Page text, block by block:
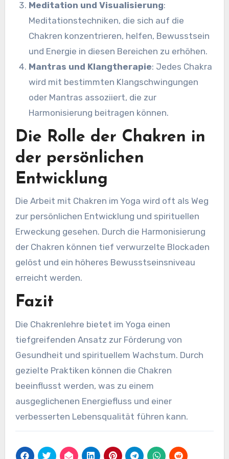
Meditation und Visualisierung:
Meditationstechniken, die sich auf die
Chakren konzentrieren, helfen, Bewusstsein
und Energie in diesen Bereichen zu erhöhen.
Mantras und Klangtherapie: Jedes Chakra
wird mit bestimmten Klangschwingungen
oder Mantras assoziiert, die zur
Harmonisierung beitragen können.
Die Rolle der Chakren in
der persönlichen
Entwicklung
Die Arbeit mit Chakren im Yoga wird oft als Weg
zur persönlichen Entwicklung und spirituellen
Erweckung gesehen. Durch die Harmonisierung
der Chakren können tief verwurzelte Blockaden
gelöst und ein höheres Bewusstseinsniveau
erreicht werden.
Fazit
Die Chakrenlehre bietet im Yoga einen
tiefgreifenden Ansatz zur Förderung von
Gesundheit und spirituellem Wachstum. Durch
gezielte Praktiken können die Chakren
beeinflusst werden, was zu einem
ausgeglichenen Energiefluss und einer
verbesserten Lebensqualität führen kann.